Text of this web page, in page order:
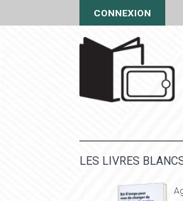
CONNEXION
LES LIVRES